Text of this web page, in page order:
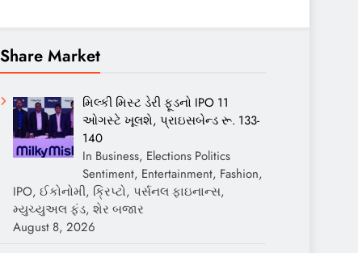
Share Market
મિલ્કી મિસ્ટ ડેરી ફૂડનો IPO 11
ઓગસ્ટે ખૂલશે, પ્રાઇસબેન્ડ રૂ. 133-
140
In Business, Elections Politics
Sentiment, Entertainment, Fashion,
IPO, ઈકોનોમી, ક્રિપ્ટો, પર્સનલ ફાઇનાન્સ,
મ્યુચ્યુઅલ ફંડ, શેર બજાર
August 8, 2026